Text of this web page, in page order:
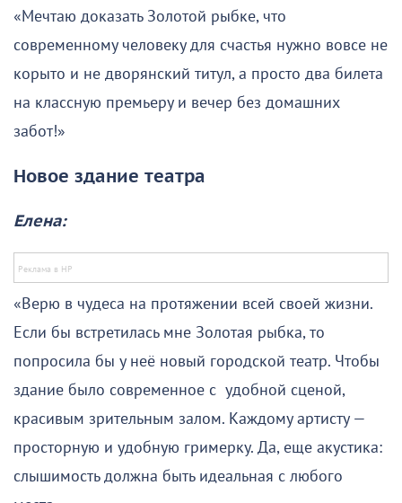
«Мечтаю доказать Золотой рыбке, что
современному человеку для счастья нужно вовсе не
корыто и не дворянский титул, а просто два билета
на классную премьеру и вечер без домашних
забот!»
Новое здание театра
Елена:
«Верю в чудеса на протяжении всей своей жизни.
Если бы встретилась мне Золотая рыбка, то
попросила бы у неё новый городской театр. Чтобы
здание было современное с удобной сценой,
красивым зрительным залом. Каждому артисту —
просторную и удобную гримерку. Да, еще акустика:
слышимость должна быть идеальная с любого